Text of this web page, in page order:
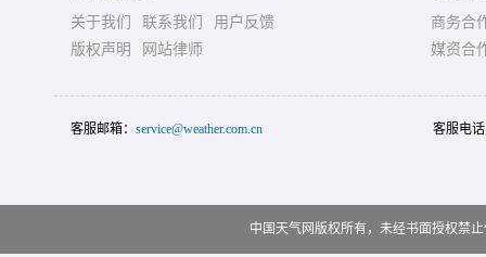
关于我们 联系我们
用户反馈
版权声明
网站律师
商务合
媒资合
客服邮箱： service@weather.com.cn 客服电
中国天气网版权所有，未经书面授权